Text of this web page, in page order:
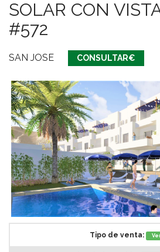
SOLAR CON
#572
SAN JOSE CONSULTAR€
Tipo de venta: